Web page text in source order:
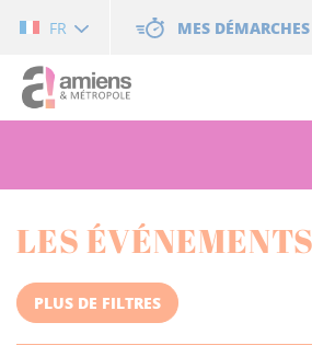
FR MES DÉMARCHES
LES ÉVÉNEMENTS
PLUS DE FILTRES